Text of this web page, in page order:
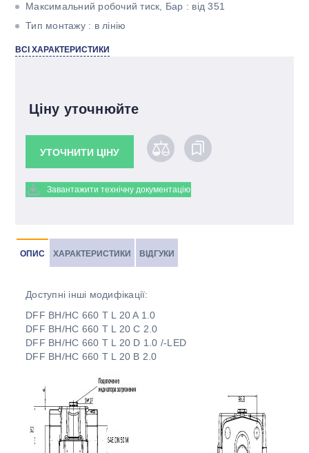
Максимальний робочий тиск, Бар : від 351
Тип монтажу : в лінію
Тонкість фільтрації, мкм : 20
ВСІ ХАРАКТЕРИСТИКИ
Ціну уточнюйте
УТОЧНИТИ ЦІНУ
Завантажити технічну документацію
ОПИС ХАРАКТЕРИСТИКИ ВІДГУКИ
Доступні інші модифікації:
DFF BH/HC 660 T L 20 A 1.0
DFF BH/HC 660 T L 20 C 2.0
DFF BH/HC 660 T L 20 D 1.0 /-LED
DFF BH/HC 660 T L 20 B 2.0